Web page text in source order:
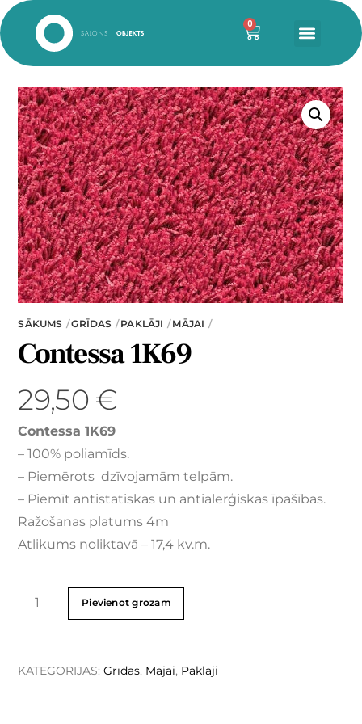
0
SĀKUMS GRĪDAS PAKLĀJI MĀJAI
Contessa 1K69
29,50 €
Contessa 1K69
– 100% poliamīds.
– Piemērots dzīvojamām telpām.
– Piemīt antistatiskas un antialerģiskas īpašības.
Ražošanas platums 4m
Atlikums noliktavā – 17,4 kv.m.
Pievienot grozam
KATEGORIJAS:Grīdas, Mājai, Paklāji